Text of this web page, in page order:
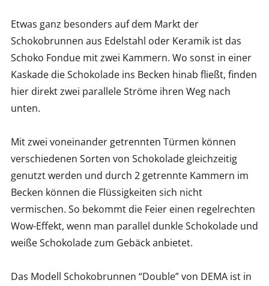
Etwas ganz besonders auf dem Markt der
Schokobrunnen aus Edelstahl oder Keramik ist das
Schoko Fondue mit zwei Kammern. Wo sonst in einer
Kaskade die Schokolade ins Becken hinab fließt, finden
hier direkt zwei parallele Ströme ihren Weg nach
unten.
Mit zwei voneinander getrennten Türmen können
verschiedenen Sorten von Schokolade gleichzeitig
genutzt werden und durch 2 getrennte Kammern im
Becken können die Flüssigkeiten sich nicht
vermischen. So bekommt die Feier einen regelrechten
Wow-Effekt, wenn man parallel dunkle Schokolade und
weiße Schokolade zum Gebäck anbietet.
Das Modell Schokobrunnen “Double” von DEMA ist in